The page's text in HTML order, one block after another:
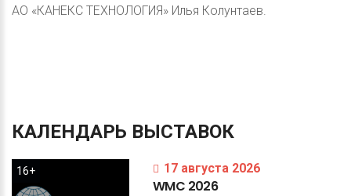
АО «КАНЕКС ТЕХНОЛОГИЯ» Илья Колунтаев.
КАЛЕНДАРЬ ВЫСТАВОК
16+ 17 августа 2026
WMC 2026